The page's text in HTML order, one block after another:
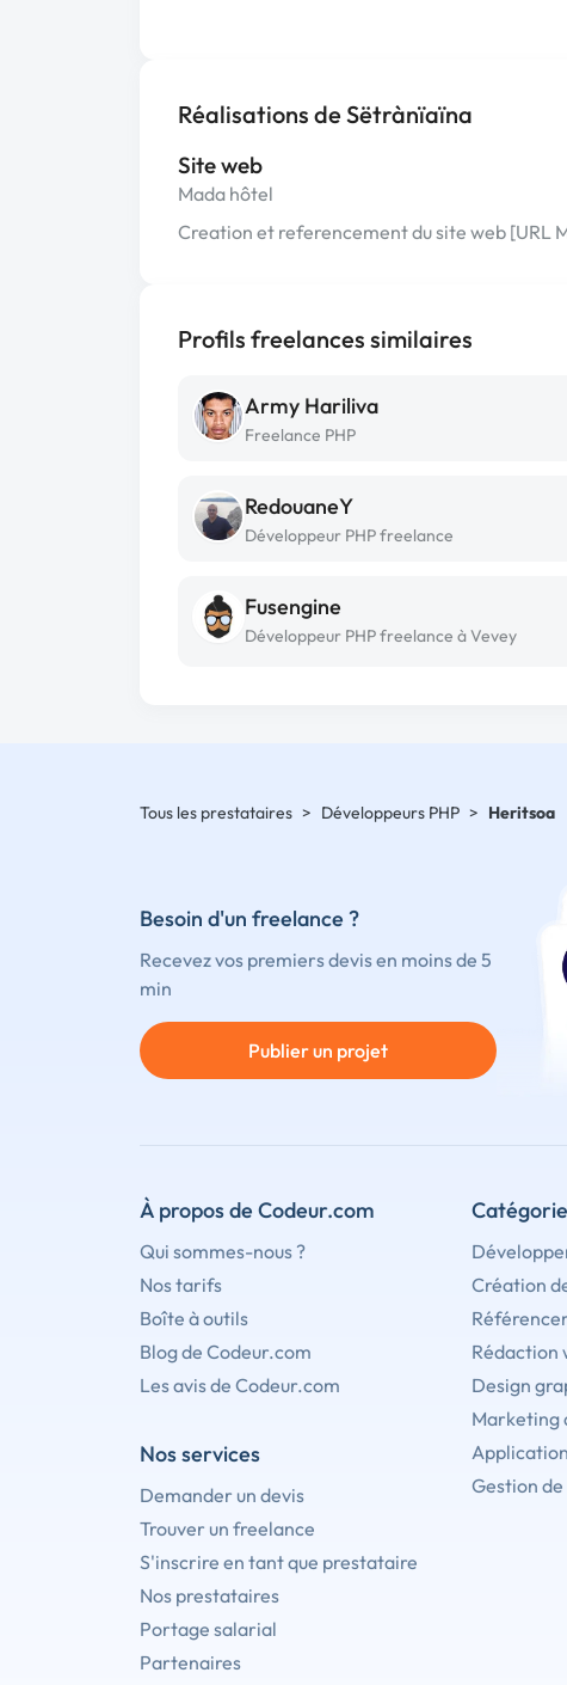
Réalisations de Sëtrànïaïna
Site web
Mada hôtel
Creation et referencement du site web [URL
Profils freelances similaires
Army Hariliva
Freelance PHP
RedouaneY
Développeur PHP freelance
Fusengine
Développeur PHP freelance à Vevey
Tous les prestataires > Développeurs PHP > Heritsoa
Besoin d'un freelance ?
Recevez vos premiers devis en moins de 5
min
Publier un projet
À propos de Codeur.com
Qui sommes-nous ?
Nos tarifs
Boîte à outils
Blog de Codeur.com
Les avis de Codeur.com
Nos services
Demander un devis
Trouver un freelance
S'inscrire en tant que prestataire
Nos prestataires
Portage salarial
Partenaires
Création
Rédaction
Design
Marketing
Gestion